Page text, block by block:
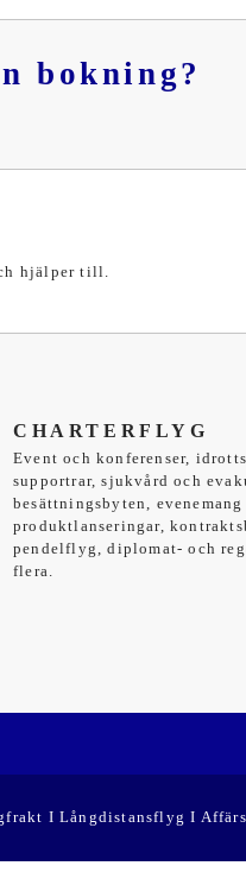
bokning?
hjälper till.
CHARTERFLYG
Event och konferenser,
supportrar, sjukvård och
besättningsbyten, evenemang
produktlanseringar,
pendelflyg, diplomat- och
flera.
I Långdistansflyg I